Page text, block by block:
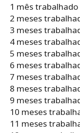
1 mês trabalhado
2 meses
3 meses
4 meses
5 meses
6 meses
7 meses
8 meses
9 meses
10 meses
11 meses